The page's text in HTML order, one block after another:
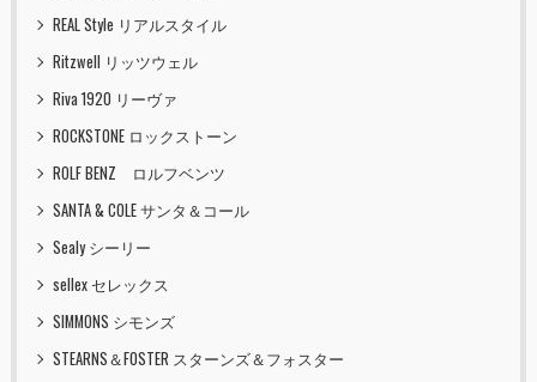
REAL Style リアルスタイル
Ritzwell リッツウェル
Riva 1920 リーヴァ
ROCKSTONE ロックストーン
ROLF BENZ ロルフベンツ
SANTA & COLE サンタ＆コール
Sealy シーリー
sellex セレックス
SIMMONS シモンズ
STEARNS＆FOSTER スターンズ＆フォスター